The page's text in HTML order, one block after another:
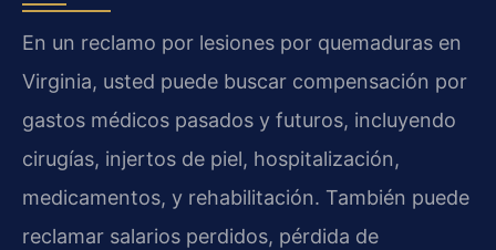
En un reclamo por lesiones por quemaduras en
Virginia, usted puede buscar compensación por
gastos médicos pasados y futuros, incluyendo
cirugías, injertos de piel, hospitalización,
medicamentos, y rehabilitación. También puede
reclamar salarios perdidos, pérdida de